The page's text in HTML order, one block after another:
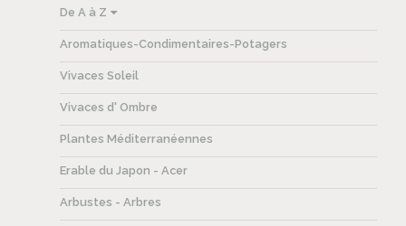
De A à Z
Aromatiques-Condimentaires-Potagers
Vivaces Soleil
Vivaces d' Ombre
Plantes Méditerranéennes
Erable du Japon - Acer
Arbustes - Arbres